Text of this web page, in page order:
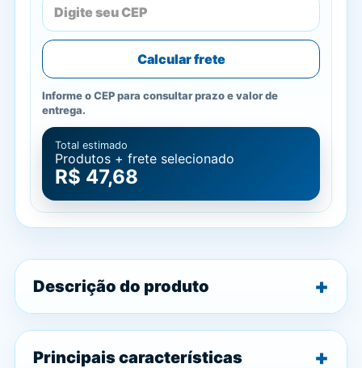
Calcular frete
Informe o CEP para consultar prazo e valor de
entrega.
Total estimado
Produtos + frete selecionado
R$ 47,68
Descrição do produto
Principais características